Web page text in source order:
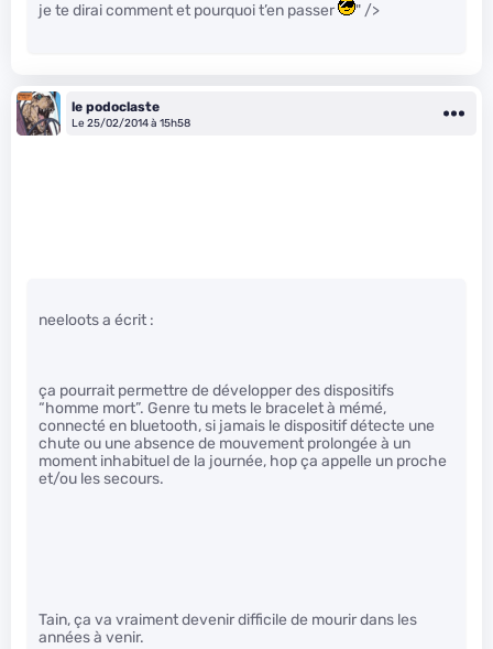
je te dirai comment et pourquoi t’en passer " />
le podoclaste
Le 25/02/2014 à 15h58
neeloots a écrit :
ça pourrait permettre de développer des dispositifs
“homme mort”. Genre tu mets le bracelet à mémé,
connecté en bluetooth, si jamais le dispositif détecte une
chute ou une absence de mouvement prolongée à un
moment inhabituel de la journée, hop ça appelle un proche
et/ou les secours.
Tain, ça va vraiment devenir difficile de mourir dans les
années à venir.